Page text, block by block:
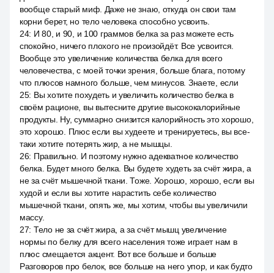
вообще старый миф. Даже не знаю, откуда он свои там
корни берет, но тело человека способно усвоить.
24: И 80, и 90, и 100 граммов белка за раз можете есть
спокойно, ничего плохого не произойдёт. Все усвоится.
Вообще это увеличение количества белка для всего
человечества, с моей точки зрения, больше блага, потому
что плюсов намного больше, чем минусов. Знаете, если
25: Вы хотите похудеть и увеличить количество белка в
своём рационе, вы вытесните другие высококалорийные
продукты. Ну, суммарно снизится калорийность это хорошо,
это хорошо. Плюс если вы худеете и тренируетесь, вы все-
таки хотите потерять жир, а не мышцы.
26: Правильно. И поэтому нужно адекватное количество
белка. Будет много белка. Вы будете худеть за счёт жира, а
не за счёт мышечной ткани. Тоже. Хорошо, хорошо, если вы
худой и если вы хотите нарастить себе количество
мышечной ткани, опять же, мы хотим, чтобы вы увеличили
массу.
27: Тело не за счёт жира, а за счёт мышц увеличение
нормы по белку для всего населения тоже играет нам в
плюс смещается акцент. Вот все больше и больше
Разговоров про белок, все больше на него упор, и как будто